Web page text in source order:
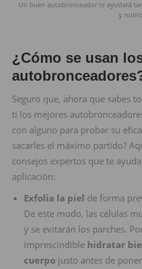
Un buen autobronceador te ayudará
y
¿Cómo se usan
Seguro que, ahora que sabes
ti los mejores
con alguno para probar su
sacarles el máximo partido?
consejos expertos que te
aplicación:
Exfolia la piel de forma
De este modo, las células
y se evitarán los parches.
imprescindible hidratar
cuerpo justo antes de